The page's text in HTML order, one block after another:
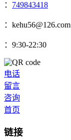
： 749843418
：kehu56@126.com
：9:30-22:30
电话
留言
咨询
首页
链接